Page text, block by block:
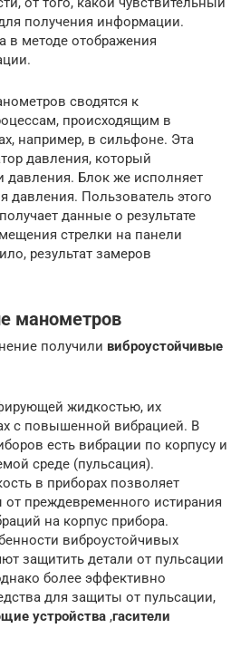
получения информации.
в методе отображения
сводятся к
происходящим в
например, в сильфоне. Эта
давления, который
давления. Блок же исполняет
давления. Пользователь этого
данные о результате
стрелки на панели
результат замеров
манометров
получили виброустойчивые
жидкостью, их
с повышенной вибрацией. В
есть вибрации по корпусу и
среде (пульсация).
в приборах позволяет
преждевременного истирания
на корпус прибора.
виброустойчивых
защитить детали от пульсации
более эффективно
для защиты от пульсации,
устройства ,гасители